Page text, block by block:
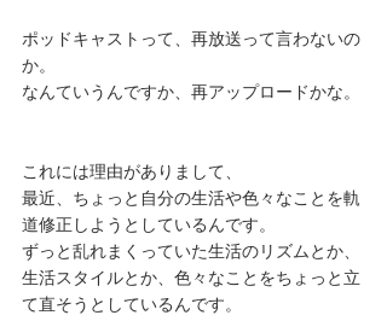
ポッドキャストって、再放送って言わないの
か。
なんていうんですか、再アップロードかな。
これには理由がありまして、
最近、ちょっと自分の生活や色々なことを軌
道修正しようとしているんです。
ずっと乱れまくっていた生活のリズムとか、
生活スタイルとか、色々なことをちょっと立
て直そうとしているんです。